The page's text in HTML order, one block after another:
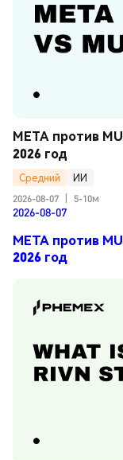
META против
2026 год
Средний
ИИ
2026-08-07
5-10м
2026-08-07
META против
2026 год